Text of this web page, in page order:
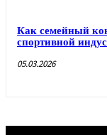
Как семейный
спортивной
05.03.2026